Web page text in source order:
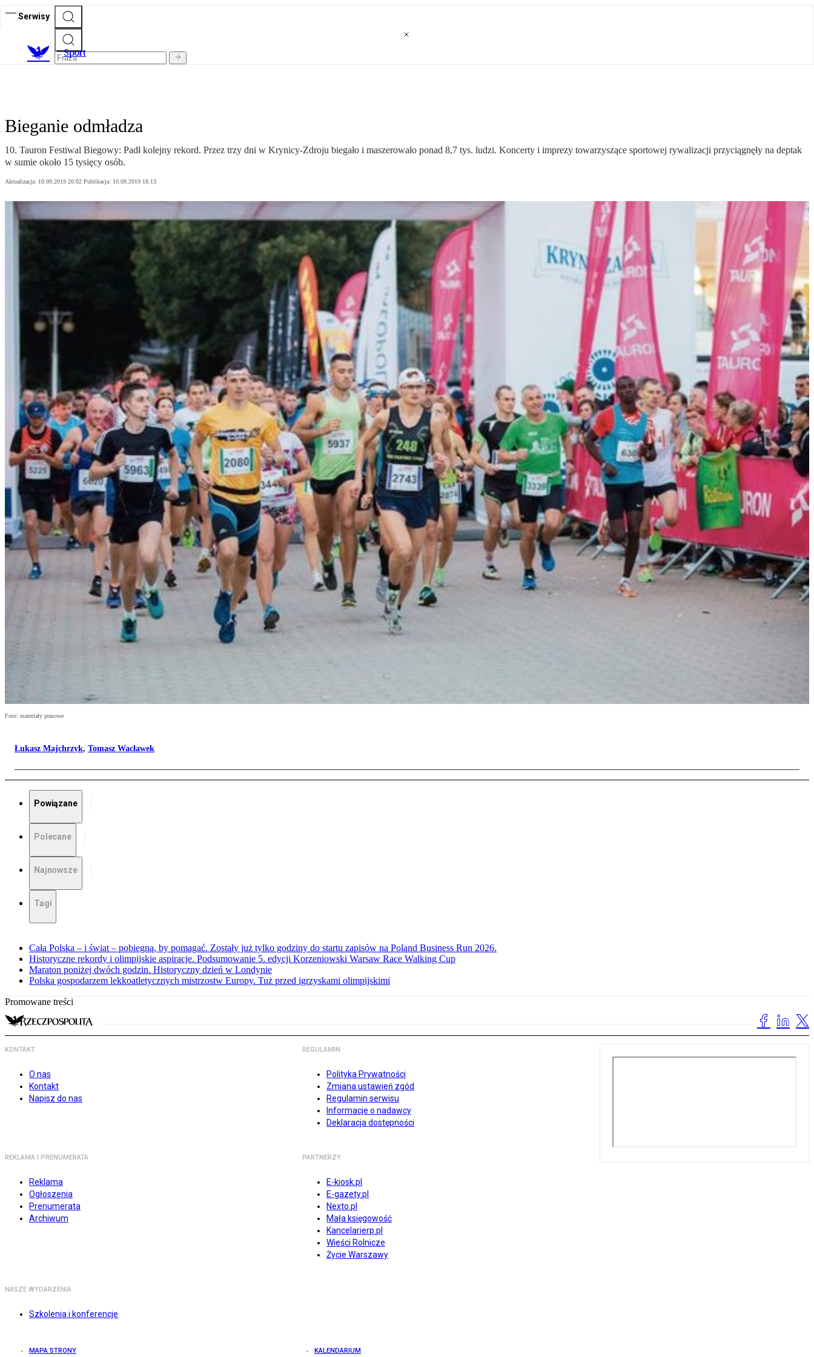
Serwisy
Sport
Bieganie odmładza
10. Tauron Festiwal Biegowy: Padł kolejny rekord. Przez trzy dni w Krynicy-Zdroju biegało i maszerowało ponad 8,7 tys. ludzi. Koncerty i imprezy towarzyszące sportowej rywalizacji przyciągnęły na deptak
w sumie około 15 tysięcy osób.
Aktualizacja: 10.09.2019 20:02 Publikacja: 10.09.2019 18:13
Foto: materiały prasowe
Łukasz Majchrzyk, Tomasz Wacławek
Powiązane
Polecane
Najnowsze
Tagi
Cała Polska – i świat – pobiegną, by pomagać. Zostały już tylko godziny do startu zapisów na Poland Business Run 2026.
Historyczne rekordy i olimpijskie aspiracje. Podsumowanie 5. edycji Korzeniowski Warsaw Race Walking Cup
Maraton poniżej dwóch godzin. Historyczny dzień w Londynie
Polska gospodarzem lekkoatletycznych mistrzostw Europy. Tuż przed igrzyskami olimpijskimi
Promowane treści
KONTAKT
O nas
Kontakt
Napisz do nas
REGULAMIN
Polityka Prywatności
Zmiana ustawień zgód
Regulamin serwisu
Informacje o nadawcy
Deklaracja dostępności
REKLAMA I PRENUMERATA
Reklama
Ogłoszenia
Prenumerata
Archiwum
PARTNERZY
E-kiosk.pl
E-gazety.pl
Nexto.pl
Mała księgowość
Kancelarierp.pl
Wieści Rolnicze
Życie Warszawy
NASZE WYDARZENIA
Szkolenia i konferencje
MAPA STRONY KALENDARIUM